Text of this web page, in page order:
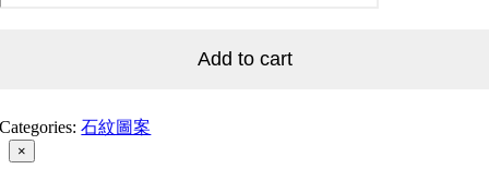
Add to cart
Categories:石紋圖案
Close
product
×